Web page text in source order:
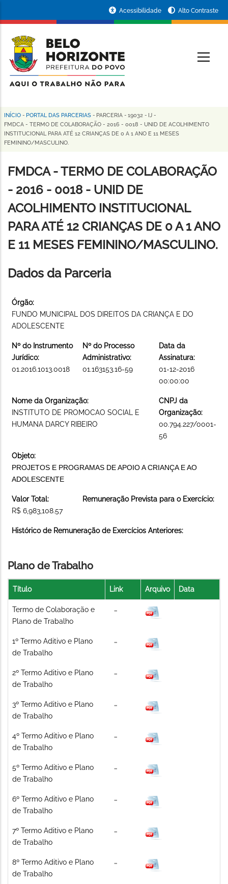
conteúdo
principal
da
Prefeitura
de
Horizonte
Acessibilidade Alto Contraste
Trilha
de
INÍCIO - PORTAL DAS PARCERIAS - PARCERIA - 19032 - IJ -
FMDCA - TERMO DE COLABORAÇÃO - 2016 - 0018 - UNID DE ACOLHIMENTO
INSTITUCIONAL PARA ATÉ 12 CRIANÇAS DE 0 A 1 ANO E 11 MESES
FEMININO/MASCULINO.
FMDCA - TERMO DE COLABORAÇÃO
- 2016 - 0018 - UNID DE
ACOLHIMENTO INSTITUCIONAL
PARA ATÉ 12 CRIANÇAS DE 0 A 1 ANO
E 11 MESES FEMININO/MASCULINO.
Dados da Parceria
Órgão:
FUNDO MUNICIPAL DOS DIREITOS DA CRIANÇA E DO
ADOLESCENTE
Nº do Instrumento
Jurídico:
01.2016.1013.0018
Nº do Processo
Administrativo:
01.163153.16-59
Data da
Assinatura:
01-12-2016
00:00:00
Nome da Organização:
INSTITUTO DE PROMOCAO SOCIAL E
HUMANA DARCY RIBEIRO
CNPJ da
Organização:
00.794.227/0001-
56
Objeto:
PROJETOS E PROGRAMAS DE APOIO A CRIANÇA E AO
ADOLESCENTE
Valor Total:
R$ 6,983,108.57
Remuneração Prevista para o Exercício:
Histórico de Remuneração de Exercícios Anteriores:
Plano de Trabalho
Título Link Arquivo Data
Termo de Colaboração e
Plano de Trabalho
1º Termo Aditivo e Plano
de Trabalho
2º Termo Aditivo e Plano
de Trabalho
3º Termo Aditivo e Plano
de Trabalho
4º Termo Aditivo e Plano
de Trabalho
5º Termo Aditivo e Plano
de Trabalho
6º Termo Aditivo e Plano
de Trabalho
7º Termo Aditivo e Plano
de Trabalho
8º Termo Aditivo e Plano
de Trabalho